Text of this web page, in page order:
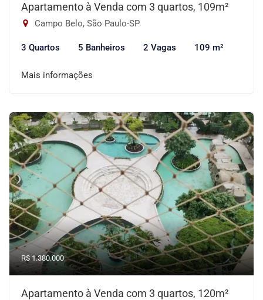
Apartamento à Venda com 3 quartos, 109m²
Campo Belo, São Paulo-SP
3 Quartos 5 Banheiros 2 Vagas 109 m²
Mais informações
R$ 1.380.000
Apartamento à Venda com 3 quartos, 120m²